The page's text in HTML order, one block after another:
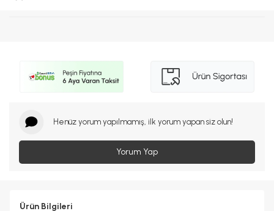
Henüz yorum yapılmamış, ilk yorum yapan siz olun!
Yorum Yap
Ürün Bilgileri